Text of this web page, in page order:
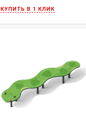
КУПИТЬ В 1 КЛИК